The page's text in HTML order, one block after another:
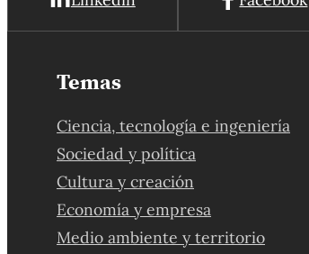
Temas
Ciencia, tecnología e ingeniería
Sociedad y política
Cultura y creación
Economía y empresa
Medio ambiente y territorio